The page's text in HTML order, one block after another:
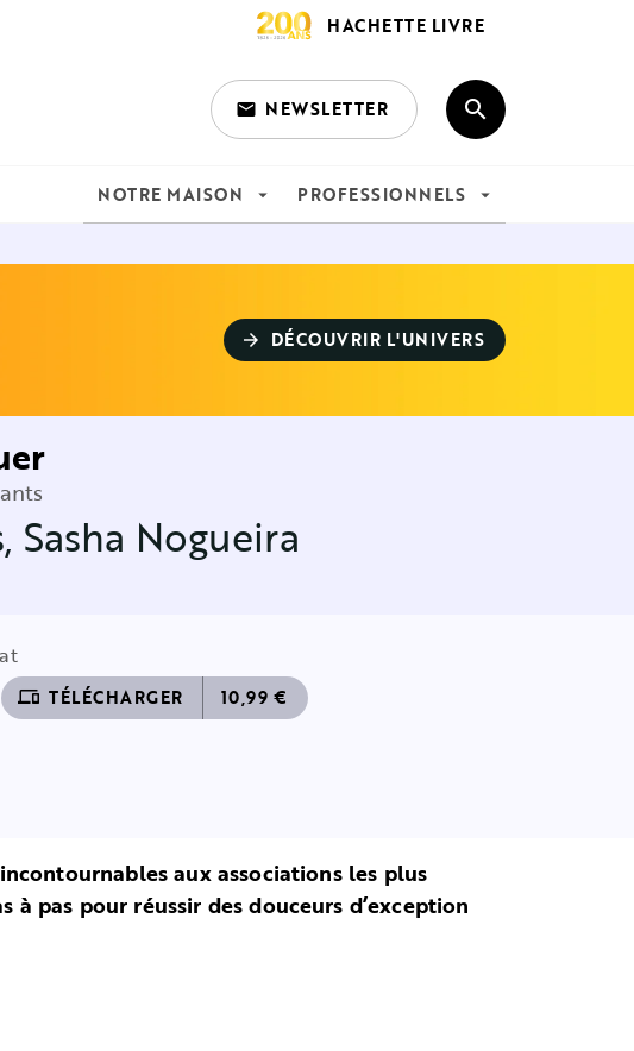
HACHETTE LIVRE
email NEWSLETTER search
NOTRE MAISON arrow_drop_down PROFESSIONNELS arrow_drop_down
arrow_forward DÉCOUVRIR L'UNIVERS
, Sasha Nogueira
devices TÉLÉCHARGER 10,99 €
aux associations les plus
à pas pour réussir des douceurs d’exception